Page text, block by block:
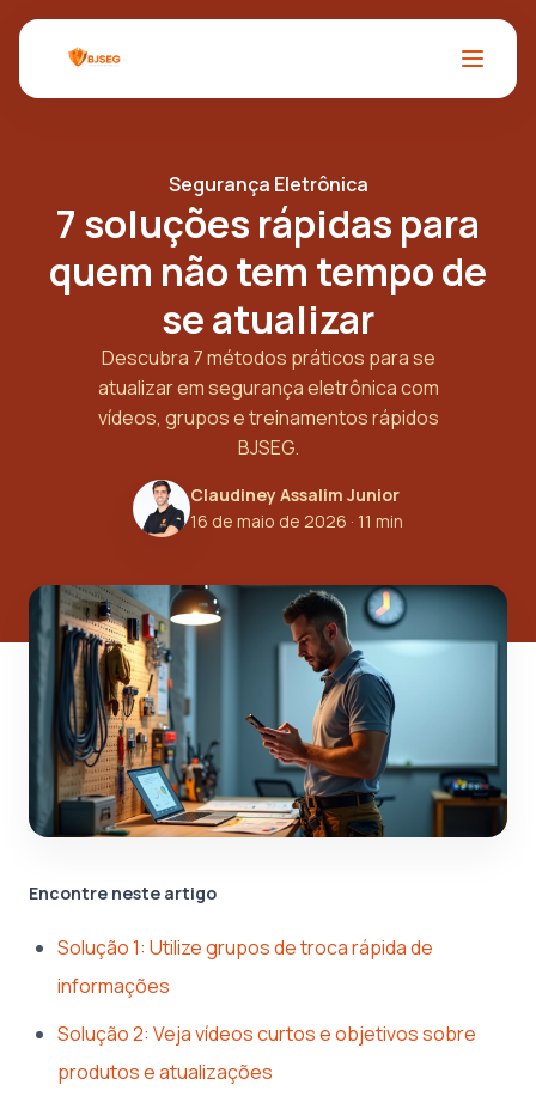
Segurança Eletrônica
7 soluções rápidas para
quem não tem tempo de
se atualizar
Descubra 7 métodos práticos para se
atualizar em segurança eletrônica com
vídeos, grupos e treinamentos rápidos
BJSEG.
Claudiney Assalim Junior
16 de maio de 2026 · 11 min
Encontre neste artigo
Solução 1: Utilize grupos de troca rápida de
informações
Solução 2: Veja vídeos curtos e objetivos sobre
produtos e atualizações